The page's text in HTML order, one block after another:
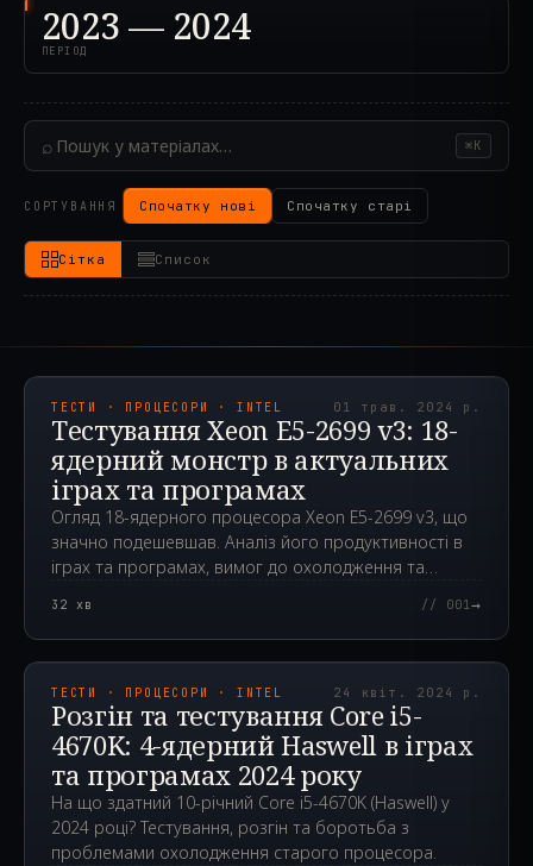
2023 — 2024
ПЕРІОД
⌕ ⌘K
СОРТУВАННЯ Спочатку нові Спочатку старі
Сітка Список
ТЕСТИ · ПРОЦЕСОРИ · INTEL 01 трав. 2024 р.
Тестування Xeon E5-2699 v3: 18-
ядерний монстр в актуальних
іграх та програмах
Огляд 18-ядерного процесора Xeon E5-2699 v3, що
значно подешевшав. Аналіз його продуктивності в
іграх та програмах, вимог до охолодження та
32 хв // 001→
2024.04.24T00:12:29.000Z
ТЕСТИ · ПРОЦЕСОРИ · INTEL 24 квіт. 2024 р.
Розгін та тестування Core i5-
4670K: 4-ядерний Haswell в іграх
та програмах 2024 року
На що здатний 10-річний Core i5-4670K (Haswell) у
2024 році? Тестування, розгін та боротьба з
проблемами охолодження старого процесора.